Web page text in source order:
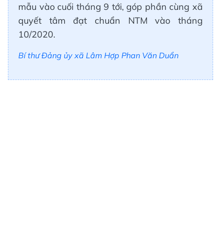
mẫu vào cuối tháng 9 tới, góp phần cùng xã
quyết tâm đạt chuẩn NTM vào tháng
10/2020.
Bí thư Đảng ủy xã Lâm Hợp Phan Văn Duẩn